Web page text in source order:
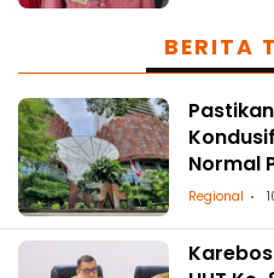
BERITA
Normal
Regional